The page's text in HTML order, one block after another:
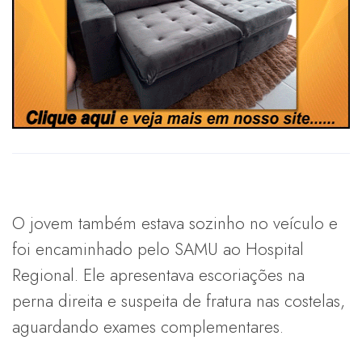
O jovem também estava sozinho no veículo e
foi encaminhado pelo SAMU ao Hospital
Regional. Ele apresentava escoriações na
perna direita e suspeita de fratura nas costelas,
aguardando exames complementares.